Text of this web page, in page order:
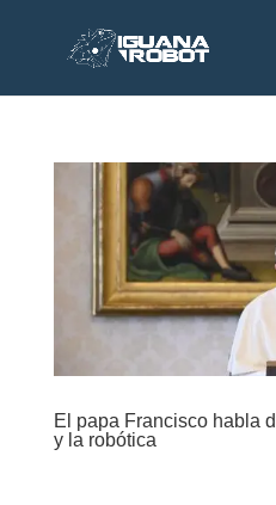
El papa Francisco habla
y la robótica